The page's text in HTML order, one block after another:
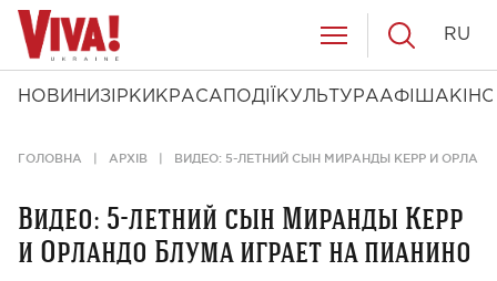
НОВИНИ ЗІРКИ КРАСА ПОДІЇ КУЛЬТУРААФІША КІНО
RU
ГОЛОВНА АРХІВ ВИДЕО: 5-ЛЕТНИЙ СЫН МИРАНДЫ КЕРР И
Видео: 5-летний сын Миранды Керр
и Орландо Блума играет на пианино